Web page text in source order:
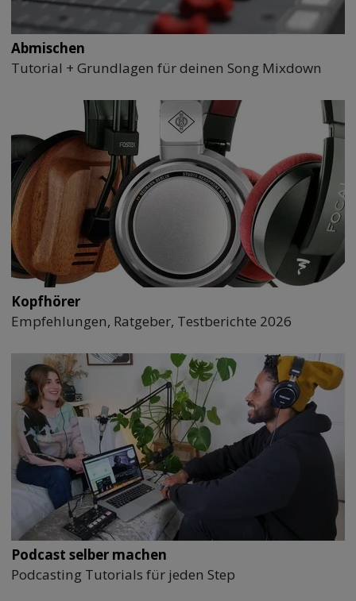
Abmischen
Tutorial + Grundlagen für deinen Song Mixdown
Kopfhörer
Empfehlungen, Ratgeber, Testberichte 2026
Podcast selber machen
Podcasting Tutorials für jeden Step